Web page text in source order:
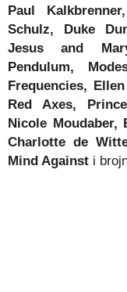
Paul
Schulz, Duke
Jesus and
Pendulum,
Frequencies,
Red Axes,
Nicole Moudaber,
Charlotte de
Mind Against i